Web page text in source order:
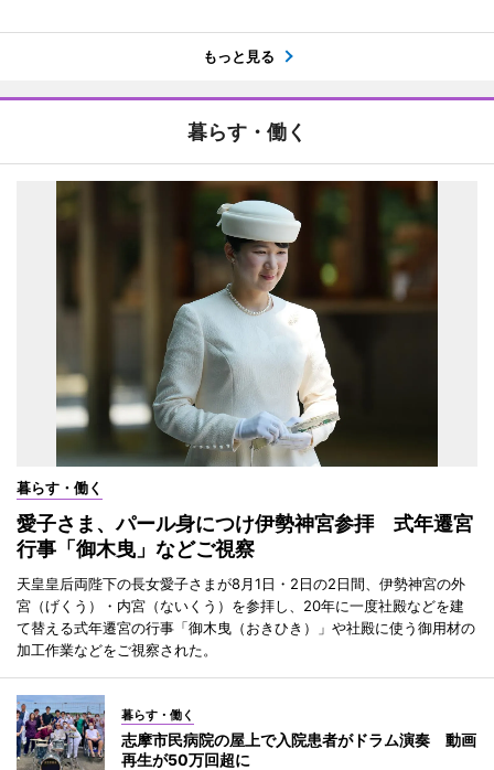
もっと見る
暮らす・働く
暮らす・働く
愛子さま、パール身につけ伊勢神宮参拝 式年遷宮
行事「御木曳」などご視察
天皇皇后両陛下の長女愛子さまが8月1日・2日の2日間、伊勢神宮の外
宮（げくう）・内宮（ないくう）を参拝し、20年に一度社殿などを建
て替える式年遷宮の行事「御木曳（おきひき）」や社殿に使う御用材の
加工作業などをご視察された。
暮らす・働く
志摩市民病院の屋上で入院患者がドラム演奏 動画
再生が50万回超に